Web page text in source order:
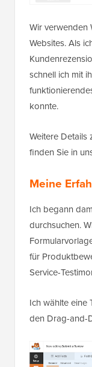
Wir verwenden
Websites. Als
schnell ich mit
konnte.
Weitere Details
finden Sie in
Meine
Ich begann
durchsuchen.
für
Service-
Ich wählte eine
den Drag-and-